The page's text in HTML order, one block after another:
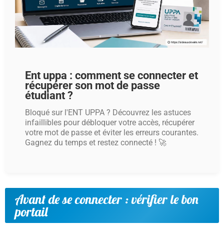
Ent uppa : comment se connecter et
récupérer son mot de passe
étudiant ?
Bloqué sur l'ENT UPPA ? Découvrez les astuces
infaillibles pour débloquer votre accès, récupérer
votre mot de passe et éviter les erreurs courantes.
Gagnez du temps et restez connecté ! 🚀
Avant de se connecter : vérifier le bon
portail